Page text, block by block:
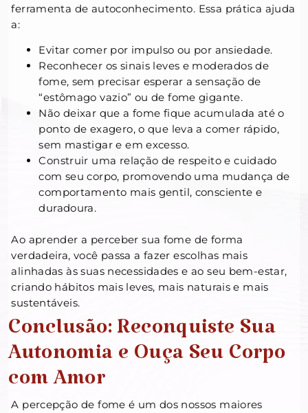
ferramenta de autoconhecimento. Essa prática ajuda
a:
Evitar comer por impulso ou por ansiedade.
Reconhecer os sinais leves e moderados de
fome, sem precisar esperar a sensação de
“estômago vazio” ou de fome gigante.
Não deixar que a fome fique acumulada até o
ponto de exagero, o que leva a comer rápido,
sem mastigar e em excesso.
Construir uma relação de respeito e cuidado
com seu corpo, promovendo uma mudança de
comportamento mais gentil, consciente e
duradoura.
Ao aprender a perceber sua fome de forma
verdadeira, você passa a fazer escolhas mais
alinhadas às suas necessidades e ao seu bem-estar,
criando hábitos mais leves, mais naturais e mais
sustentáveis.
Conclusão: Reconquiste Sua
Autonomia e Ouça Seu Corpo
com Amor
A percepção de fome é um dos nossos maiores